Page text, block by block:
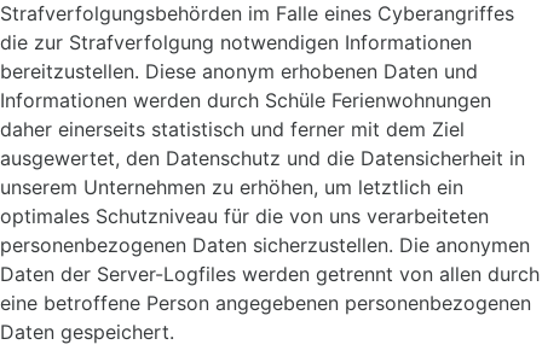
Strafverfolgungsbehörden im Falle eines Cyberangriffes
die zur Strafverfolgung notwendigen Informationen
bereitzustellen. Diese anonym erhobenen Daten und
Informationen werden durch Schüle Ferienwohnungen
daher einerseits statistisch und ferner mit dem Ziel
ausgewertet, den Datenschutz und die Datensicherheit in
unserem Unternehmen zu erhöhen, um letztlich ein
optimales Schutzniveau für die von uns verarbeiteten
personenbezogenen Daten sicherzustellen. Die anonymen
Daten der Server-Logfiles werden getrennt von allen durch
eine betroffene Person angegebenen personenbezogenen
Daten gespeichert.